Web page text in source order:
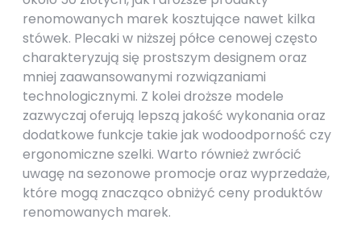
renomowanych marek kosztujące nawet kilka
stówek. Plecaki w niższej półce cenowej często
charakteryzują się prostszym designem oraz
mniej zaawansowanymi rozwiązaniami
technologicznymi. Z kolei droższe modele
zazwyczaj oferują lepszą jakość wykonania oraz
dodatkowe funkcje takie jak wodoodporność czy
ergonomiczne szelki. Warto również zwrócić
uwagę na sezonowe promocje oraz wyprzedaże,
które mogą znacząco obniżyć ceny produktów
renomowanych marek.